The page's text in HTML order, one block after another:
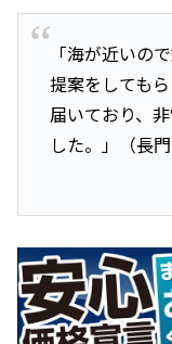
「海が近いの
提案をしても
届いており、
した。」（長門